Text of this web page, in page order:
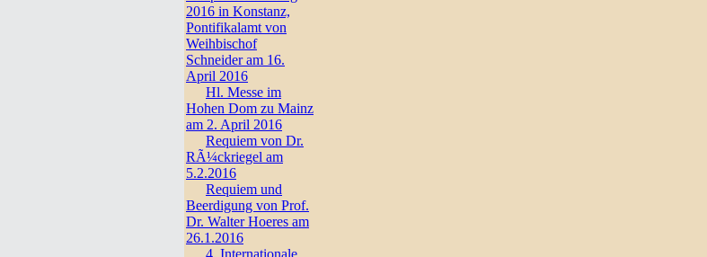
2016 in Konstanz,
Pontifikalamt von
Weihbischof
Schneider am 16.
April 2016
Hl. Messe im
Hohen Dom zu Mainz
am 2. April 2016
Requiem von Dr.
RÃ¼ckriegel am
5.2.2016
Requiem und
Beerdigung von Prof.
Dr. Walter Hoeres am
26.1.2016
4. Internationale